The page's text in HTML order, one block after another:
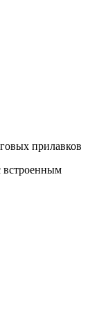
прилавков
встроенным